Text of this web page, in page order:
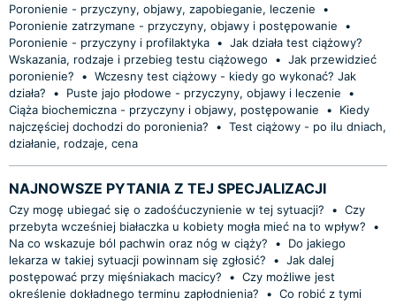
Poronienie - przyczyny, objawy, zapobieganie, leczenie
•
Poronienie zatrzymane - przyczyny, objawy i postępowanie
•
Poronienie - przyczyny i profilaktyka • Jak działa test ciążowy?
Wskazania, rodzaje i przebieg testu ciążowego
• Jak przewidzieć
poronienie?
• Wczesny test ciążowy - kiedy go wykonać? Jak
działa?
• Puste jajo płodowe - przyczyny, objawy i leczenie
•
Ciąża biochemiczna - przyczyny i objawy, postępowanie
•
Kiedy
najczęściej dochodzi do poronienia?
• Test ciążowy - po ilu dniach,
działanie, rodzaje, cena
NAJNOWSZE PYTANIA Z TEJ SPECJALIZACJI
Czy mogę ubiegać się o zadośćuczynienie w tej sytuacji? • Czy
przebyta wcześniej białaczka u kobiety mogła mieć na to wpływ?
•
Na co wskazuje ból pachwin oraz nóg w ciąży?
•
Do jakiego
lekarza w takiej sytuacji powinnam się zgłosić?
• Jak dalej
postępować przy mięśniakach macicy?
• Czy możliwe jest
określenie dokładnego terminu zapłodnienia?
• Co robić z tymi